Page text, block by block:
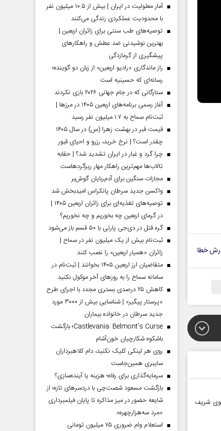
خطا
شریف
آمار معلولیت در ایران | بیش از ۱۰.۵ میلیون نفر
با محدودیت عملکردی زندگی می‌کنند
توصیه‌های طب سنتی برای زائران اربعین |
بهترین نوشیدنی ضد عطش و راهکارهای
پیشگیری از گرمازدگی
راز ماندگاری «رادیو اربعین» از زبان دو گوینده؛
رسانه‌ای که حسینیه است
ستارگانی که در جام جهانی ۲۰۲۶ بازی نکردند
آغاز رسمی برنامه‌های اربعین ۱۴۰۵ در مرز‌ها |
ثبت‌نام سماح به ۱.۷ میلیون نفر رسید
قیمت قبر در بهشت زهرا (س) در سال ۱۴۰۵
چقدر است؟ | نرخ خرید، رزرو و احیای قبور
چرا گرد و غبار در ایران تشدید شد؟ | حقابه
تالاب‌ها مهم‌ترین راهکار مهار ریزگردهاست
مجازات سنگین برای آدم‌ربایان گوش‌بر
واکسن جدید سرطان پانکراس امیدبخش شد
توصیه‌های تغذیه‌ای برای زائران اربعین ۱۴۰۵ |
در گرمای اربعین چه بخوریم و چه نخوریم؟
گره قتل در دی‌جی پارتی با ۵۰ قسم باز می‌شود
ثبت‌نام بیش از یک میلیون نفر در سماح |
زائران «همیار اربعین» را نصب کنند
متقاضیان ارز اربعین ۱۴۰۵ بخوانند | ثبت‌نام در
سامانه سماح را به روز‌های آخر موکول نکنید
کاهش ۲۵ درصدی بستری مجدد با اجرای طرح
«پرستار پیگیر» | شناسایی بیش از ۳۰۰۰ مورد
جدید سرطان در خانواده بیماران
Castlevania: Belmont’s Curse؛ بازگشت
باشکوه شکارچیان خون‌آشام
روی هر لینکی کلیک نکنید، دام کلاهبرداران
سایبری همین‌جاست
سرمایه‌گذاری برای رفاه؛ هزینه یا آینده‌سازی؟
بازگشت مسعود شصت‌چی با دردسر‌های تازه؛ از
شایعه حضور در میز مذاکره تا پایان فیلمبرداری
«مرد سه‌هزارچهره»
استعلام وام ضروری ۷۵ میلیون تومانی